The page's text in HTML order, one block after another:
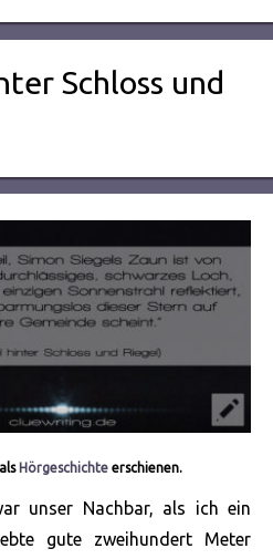
Schloss und
Hörgeschichte erschienen.
unser Nachbar, als ich ein
gute zweihundert Meter